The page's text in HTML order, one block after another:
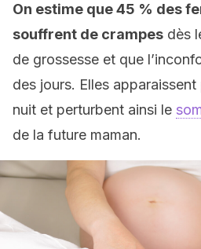
On estime que 45 % des
souffrent de crampes dès
de grossesse et que
des jours. Elles
nuit et perturbent ainsi le
de la future maman.